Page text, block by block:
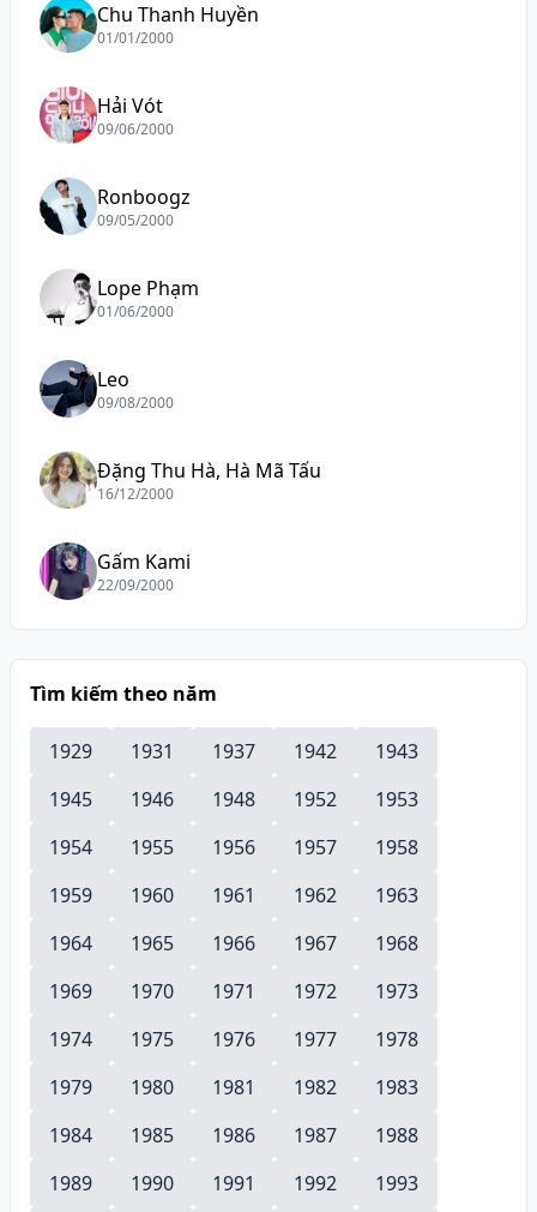
Chu Thanh Huyền
01/01/2000
Hải Vót
09/06/2000
Ronboogz
09/05/2000
Lope Phạm
01/06/2000
Leo
09/08/2000
Đặng Thu Hà, Hà Mã Tấu
16/12/2000
Gấm Kami
22/09/2000
Tìm kiếm theo năm
1929 1931 1937 1942
1943
1945
1946 1948 1952
1953
1954
1955 1956 1957
1958
1959
1960 1961 1962
1963
1964
1965 1966 1967
1968
1969
1970 1971 1972
1973
1974
1975 1976 1977
1978
1979
1980 1981 1982
1983
1984
1985 1986 1987
1988
1989
1990 1991 1992
1993